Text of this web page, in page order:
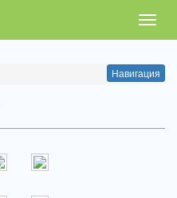
Навигация